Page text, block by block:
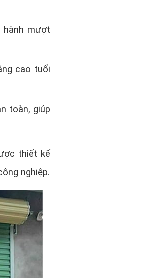
hành mượt
cao tuổi
toàn, giúp
thiết kế
nghiệp.